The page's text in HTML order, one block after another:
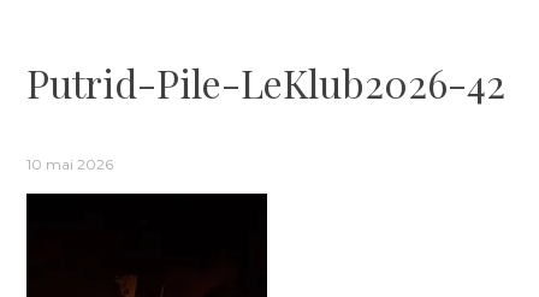
Putrid-Pile-LeKlub2026-42
10 mai 2026